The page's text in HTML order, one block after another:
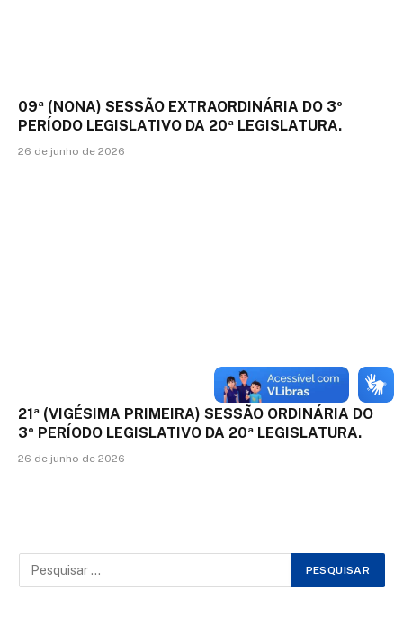
09ª (NONA) SESSÃO EXTRAORDINÁRIA DO 3º
PERÍODO LEGISLATIVO DA 20ª LEGISLATURA.
26 de junho de 2026
21ª (VIGÉSIMA PRIMEIRA) SESSÃO ORDINÁRIA DO
3º PERÍODO LEGISLATIVO DA 20ª LEGISLATURA.
26 de junho de 2026